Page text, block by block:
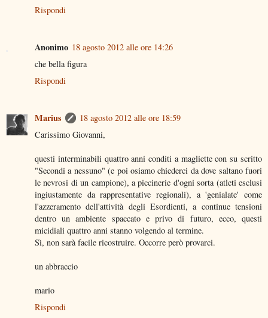
Rispondi
Anonimo 18 agosto 2012 alle ore 14:26
che bella figura
Rispondi
Marius
18 agosto 2012 alle ore 18:59
Carissimo Giovanni,
questi interminabili quattro anni conditi a magliette con su scritto
"Secondi a nessuno" (e poi osiamo chiederci da dove saltano fuori
le nevrosi di un campione), a piccinerie d'ogni sorta (atleti esclusi
ingiustamente da rappresentative regionali), a 'genialate' come
l'azzeramento dell'attività degli Esordienti, a continue tensioni
dentro un ambiente spaccato e privo di futuro, ecco, questi
micidiali quattro anni stanno volgendo al termine.
Sì, non sarà facile ricostruire. Occorre però provarci.
un abbraccio
mario
Rispondi